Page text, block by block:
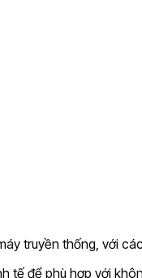
truyền thống, với
để phù hợp với